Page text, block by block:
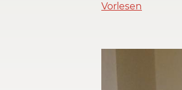
Vorlesen